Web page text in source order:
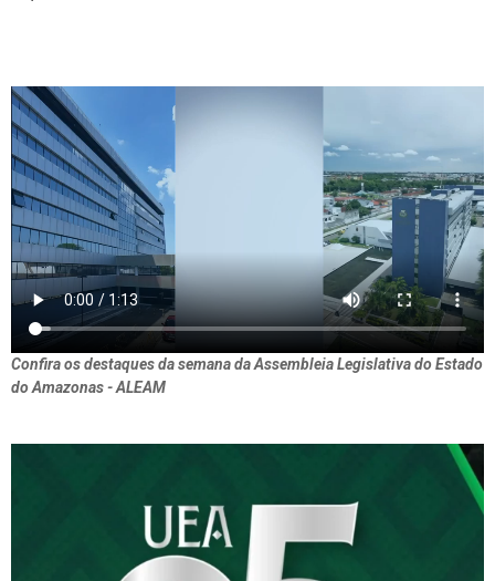
Confira os destaques da semana da Assembleia Legislativa do Estado
do Amazonas - ALEAM